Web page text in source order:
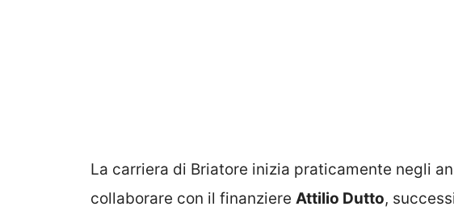
La carriera di Briatore inizia praticamente negli
collaborare con il finanziere Attilio Dutto,